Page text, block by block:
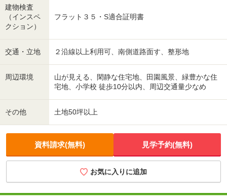
建物検査
（インスペ
クション）
フラット３５・S適合証明書
交通・立地 ２沿線以上利用可、南側道路面す、整形地
周辺環境
山が見える、閑静な住宅地、田園風景、緑豊かな住
宅地、小学校 徒歩10分以内、周辺交通量少なめ
その他 土地50坪以上
資料請求(無料) 見学予約(無料)
お気に入りに追加